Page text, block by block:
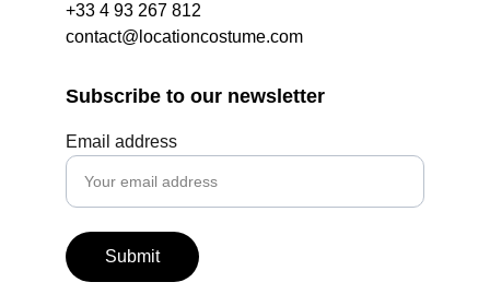
+33 4 93 267 812
contact@locationcostume.com
Subscribe to our newsletter
Email address
Submit